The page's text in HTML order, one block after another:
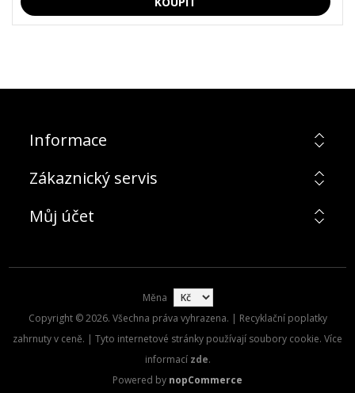
Informace
Zákaznický servis
Můj účet
Měna
Copyright © 2026. Všechna práva vyhrazena. | Recyklační poplatky
zahrnuty v ceně. | Tyto internetové stránky používají soubory cookie. Více
informací zde.
Powered by nopCommerce